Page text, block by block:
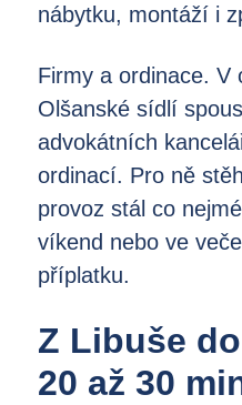
nábytku, montáží i
Firmy a ordinace. V
Olšanské sídlí
advokátních
ordinací. Pro ně
provoz stál co
víkend nebo ve
příplatku.
Z Libuše
20 až 30